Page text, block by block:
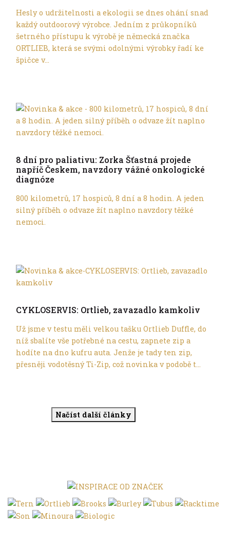
Hesly o udržitelnosti a ekologii se dnes ohání snad
každý outdoorový výrobce. Jedním z průkopníků
šetrného přístupu k výrobě je německá značka
ORTLIEB, která se svými odolnými výrobky řadí ke
špičce v...
8 dní pro paliativu: Zorka Šťastná projede
napříč Českem, navzdory vážné onkologické
diagnóze
800 kilometrů, 17 hospiců, 8 dní a 8 hodin. A jeden
silný příběh o odvaze žít naplno navzdory těžké
nemoci.
CYKLOSERVIS: Ortlieb, zavazadlo kamkoliv
Už jsme v testu měli velkou tašku Ortlieb Duffle, do
níž sbalíte vše potřebné na cestu, zapnete zip a
hodíte na dno kufru auta. Jenže je tady ten zip,
přesněji vodotěsný Ti-Zip, což novinka v podobě t...
Načíst další články